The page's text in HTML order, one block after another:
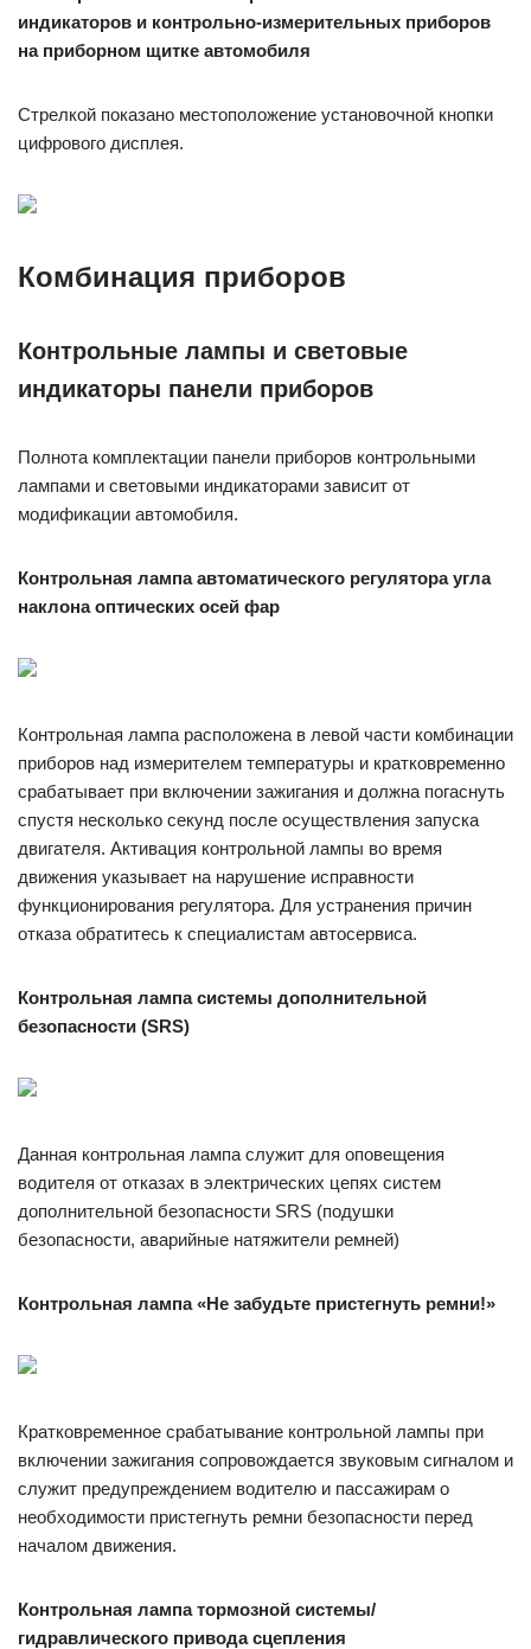
индикаторов и контрольно-измерительных приборов
на приборном щитке автомобиля
Стрелкой показано местоположение установочной кнопки
цифрового дисплея.
Комбинация приборов
Контрольные лампы и световые
индикаторы панели приборов
Полнота комплектации панели приборов контрольными
лампами и световыми индикаторами зависит от
модификации автомобиля.
Контрольная лампа автоматического регулятора угла
наклона оптических осей фар
Контрольная лампа расположена в левой части комбинации
приборов над измерителем температуры и кратковременно
срабатывает при включении зажигания и должна погаснуть
спустя несколько секунд после осуществления запуска
двигателя. Активация контрольной лампы во время
движения указывает на нарушение исправности
функционирования регулятора. Для устранения причин
отказа обратитесь к специалистам автосервиса.
Контрольная лампа системы дополнительной
безопасности (SRS)
Данная контрольная лампа служит для оповещения
водителя от отказах в электрических цепях систем
дополнительной безопасности SRS (подушки
безопасности, аварийные натяжители ремней)
Контрольная лампа «Не забудьте пристегнуть ремни!»
Кратковременное срабатывание контрольной лампы при
включении зажигания сопровождается звуковым сигналом и
служит предупреждением водителю и пассажирам о
необходимости пристегнуть ремни безопасности перед
началом движения.
Контрольная лампа тормозной системы/
гидравлического привода сцепления